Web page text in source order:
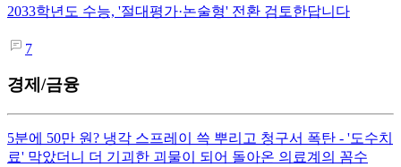
2033학년도 수능, '절대평가·논술형' 전환 검토한답니다
7
경제/금융
5분에 50만 원? 냉각 스프레이 쓱 뿌리고 청구서 폭탄 - '도수치
료' 막았더니 더 기괴한 괴물이 되어 돌아온 의료계의 꼼수